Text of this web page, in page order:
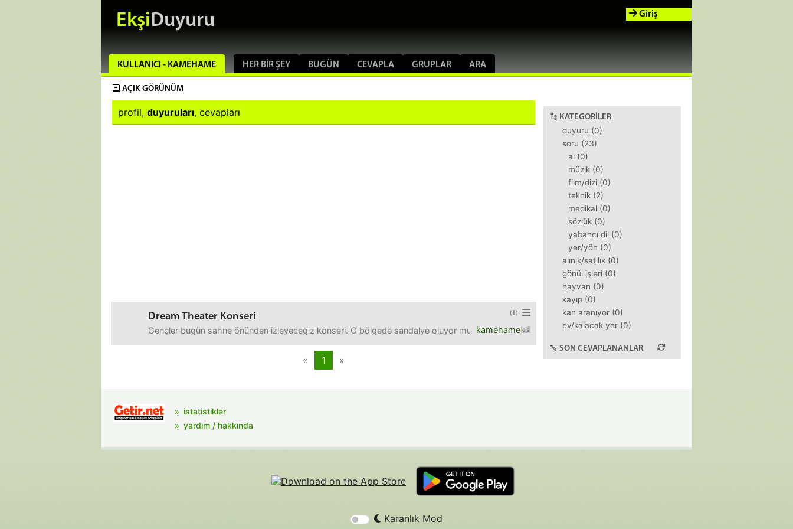
EkşiDuyuru
KULLANICI - KAMEHAME HER BIR ŞEY BUGÜN CEVAPLA GRUPLAR ARA
Giriş
AÇIK GÖRÜNÜM
profil, duyuruları, cevapları
(1)
Dream Theater Konseri
kamehame
Gençler bugün sahne önünden izleyeceğiz konseri. O bölgede sandalye oluyor mu? Biliyor musunuz?Şehir dışından geldik düşüp bayılmayalım, arada dinlenelim. tşk
« 1 »
KATEGORILER
duyuru (0)
soru (23)
ai (0)
müzik (0)
film/dizi (0)
teknik (2)
medikal (0)
sözlük (0)
yabancı dil (0)
yer/yön (0)
alınık/satılık (0)
gönül işleri (0)
hayvan (0)
kayıp (0)
kan aranıyor (0)
ev/kalacak yer (0)
SON CEVAPLANANLAR
istatistikler
yardım / hakkında
Karanlık Mod